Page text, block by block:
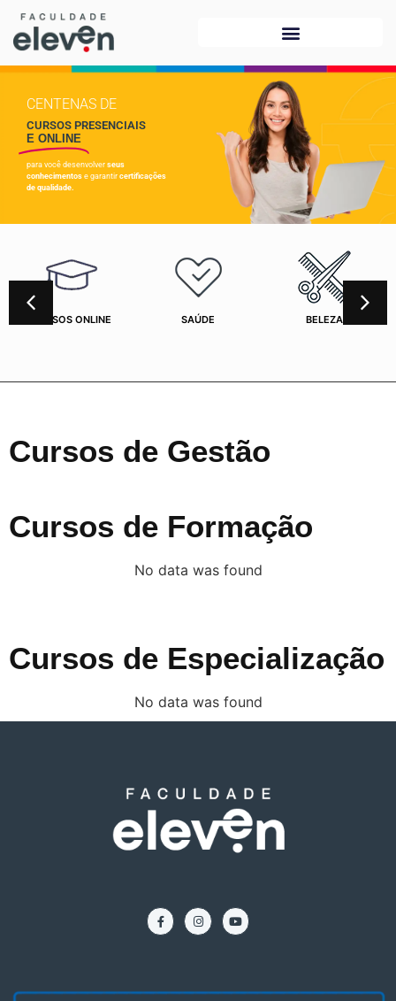
CENTENAS DE
CURSOS PRESENCIAIS
E ONLINE
para você desenvolver seus
conhecimentos e garantir certificações
de qualidade.
CURSOS ONLINE SAÚDE BELEZA
Cursos de Gestão
Cursos de Formação
No data was found
Cursos de Especialização
No data was found